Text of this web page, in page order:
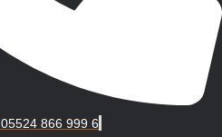
05524 866 999 6